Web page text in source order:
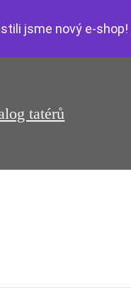
jsme nový e-shop!
tatérů